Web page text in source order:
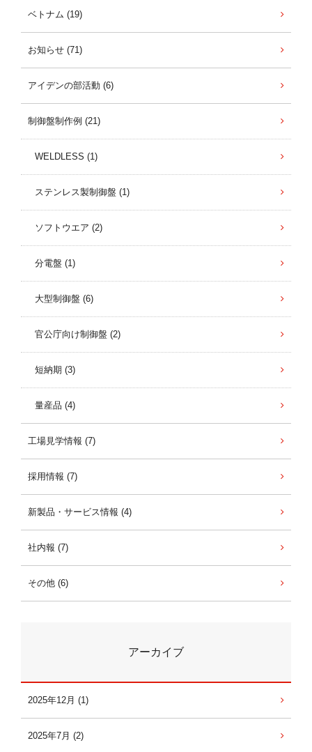
ベトナム (19)
お知らせ (71)
アイデンの部活動 (6)
制御盤制作例 (21)
WELDLESS (1)
ステンレス製制御盤 (1)
ソフトウエア (2)
分電盤 (1)
大型制御盤 (6)
官公庁向け制御盤 (2)
短納期 (3)
量産品 (4)
工場見学情報 (7)
採用情報 (7)
新製品・サービス情報 (4)
社内報 (7)
その他 (6)
アーカイブ
2025年12月 (1)
2025年7月 (2)